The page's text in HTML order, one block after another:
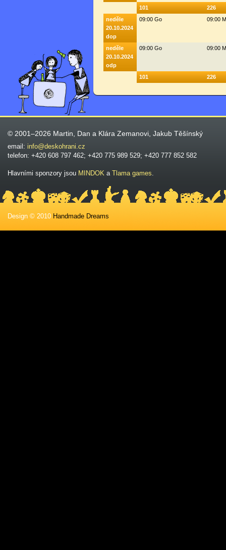
101
226
neděle
20.10.2024
dop
09:00 Go 09:00
neděle
20.10.2024
odp
09:00 Go 09:00
101 226
© 2001–2026 Martin, Dan a Klára Zemanovi, Jakub Těšínský
email: info@deskohrani.cz
telefon: +420 608 797 462; +420 775 989 529; +420 777 852 582
Hlavními sponzory jsou MINDOK a Tlama games.
Design © 2010 Handmade Dreams